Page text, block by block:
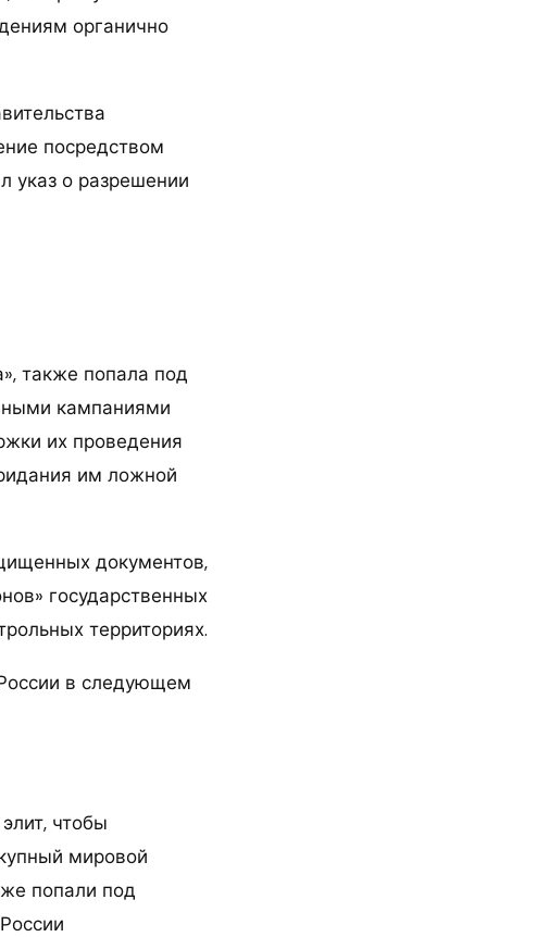
органично
посредством
указ о разрешении
также попала под
кампаниями
их проведения
им ложной
документов,
государственных
территориях.
в следующем
чтобы
мировой
попали под